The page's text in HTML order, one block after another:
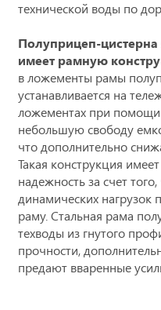
технической воды по
Полуприцеп-
имеет рамную
в ложементы рамы
устанавливается на
ложементах при помощи
небольшую свободу
что дополнительно
Такая конструкция
надежность за счет
динамических нагрузок
раму. Стальная рама
техводы из гнутого
прочности,
предают вваренные